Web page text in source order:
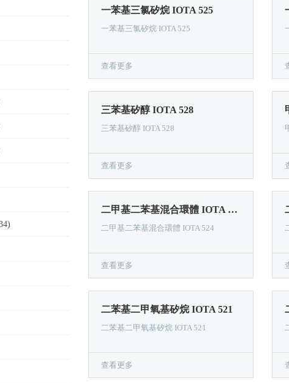
一苯基三氯矽烷 IOTA 525
一苯基三氯矽烷 IOTA 525
查看更多
三苯基矽醇 IOTA 528
三苯基矽醇 IOTA 528
查看更多
二甲基二苯基混合環體 IOTA 524
二甲基二苯基混合環體 IOTA 524
查看更多
二苯基二甲氧基矽烷 IOTA 521
二苯基二甲氧基矽烷 IOTA 521
查看更多